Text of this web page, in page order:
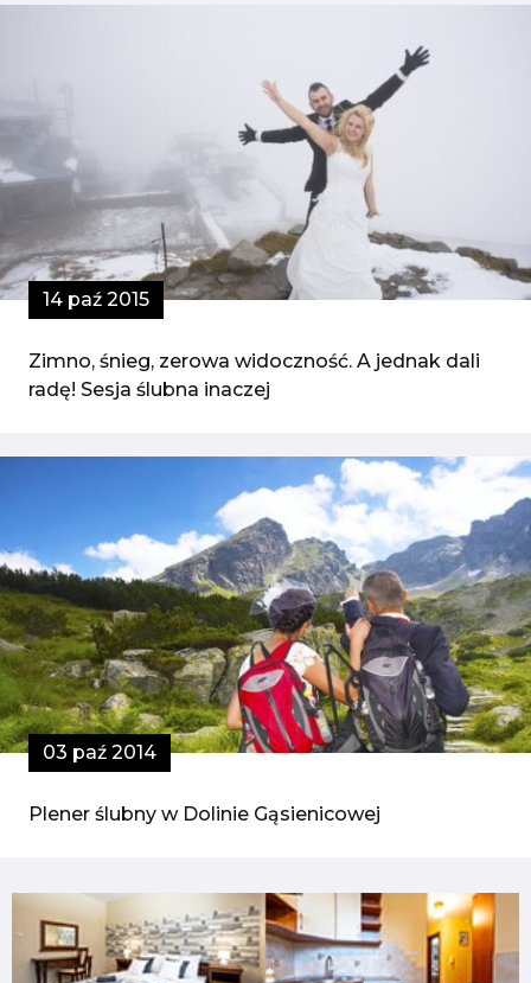
14 paź 2015
Zimno, śnieg, zerowa widoczność. A jednak dali
radę! Sesja ślubna inaczej
03 paź 2014
Plener ślubny w Dolinie Gąsienicowej